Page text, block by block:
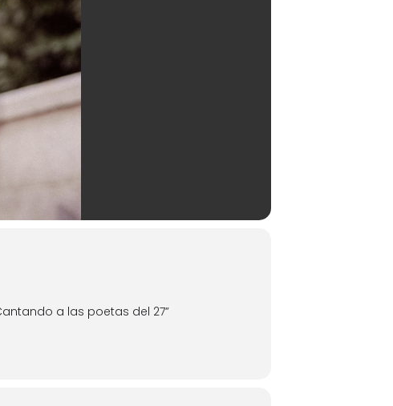
a las poetas del 27”